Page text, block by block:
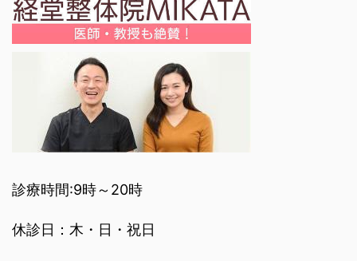
診療時間:9時～20時
休診日：木・日・祝日